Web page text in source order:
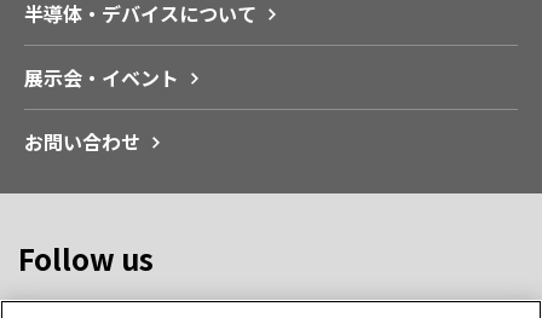
半導体・デバイスについて
展示会‧イベント
お問い合わせ
Follow us